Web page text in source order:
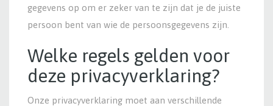
gegevens op om er zeker van te zijn dat je de juiste
persoon bent van wie de persoonsgegevens zijn.
Welke regels gelden voor
deze privacyverklaring?
Onze privacyverklaring moet aan verschillende